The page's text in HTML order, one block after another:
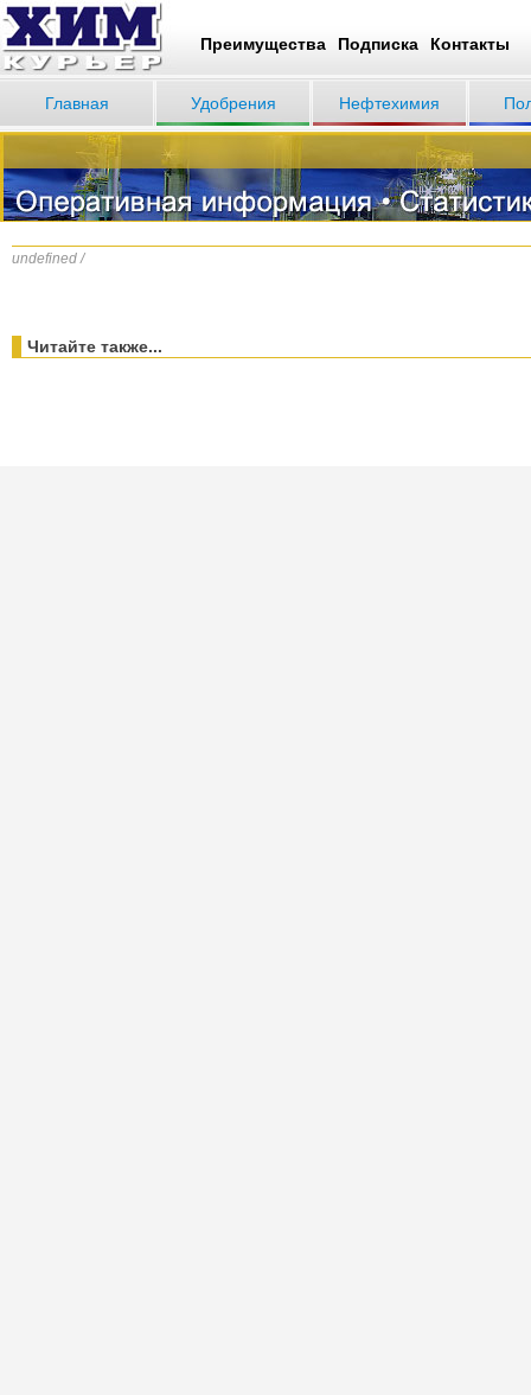
Преимущества Подписка Контакты
Главная Удобрения Нефтехимия
undefined /
Читайте также...